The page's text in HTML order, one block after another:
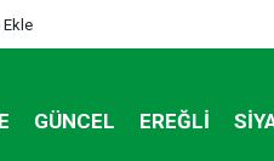
Ekle
GÜNCEL EREĞLI